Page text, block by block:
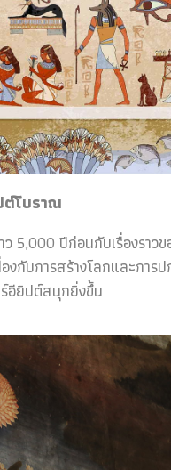
ต์โบราณ
5,000 ปีก่อนกับเรื่องราว
กับการสร้างโลกและการ
อียิปต์สนุกยิ่งขึ้น